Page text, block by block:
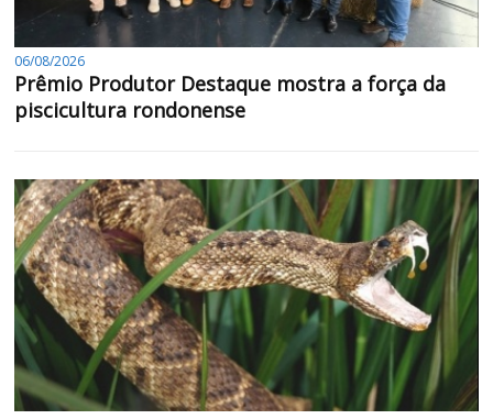
06/08/2026
Prêmio Produtor Destaque mostra a força da
piscicultura rondonense